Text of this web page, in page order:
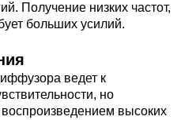
Получение низких частот,
больших усилий.
ведет к
но
высоких